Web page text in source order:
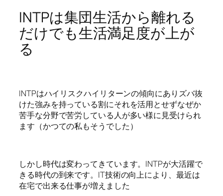
INTPは集団生活から離れる
だけでも生活満足度が上が
る
INTPはハイリスクハイリターンの傾向にありズバ抜
けた強みを持っている割にそれを活用とせずなぜか
苦手な分野で苦労している人が多い様に見受けられ
ます（かつての私もそうでした）
しかし時代は変わってきています。INTPが大活躍で
きる時代の到来です。IT技術の向上により、最近は
在宅で出来る仕事が増えました